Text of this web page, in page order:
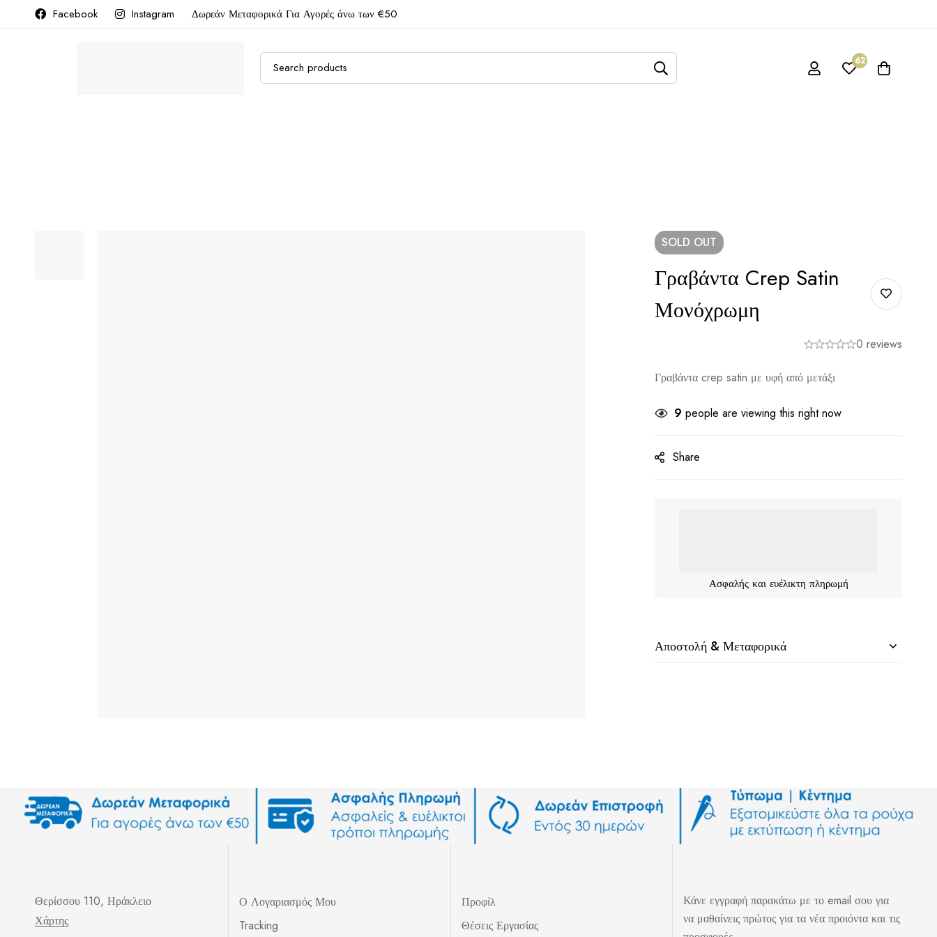
Facebook Instagram Δωρεάν Μεταφορικά Για Αγορές άνω των €50
62
SOLD OUT
Γραβάντα Crep Satin
Μονόχρωμη
0 reviews
Γραβάντα crep satin με υφή από μετάξι
9 people are viewing this right now
Share
Ασφαλής και ευέλικτη πληρωμή
Αποστολή & Μεταφορικά
Θερίσσου 110, Ηράκλειο
Χάρτης
Ο Λογαριασμός Μου
Tracking
Προφίλ
Θέσεις Εργασίας
Κάνε εγγραφή παρακάτω με το email σου για
να μαθαίνεις πρώτος για τα νέα προιόντα και τις